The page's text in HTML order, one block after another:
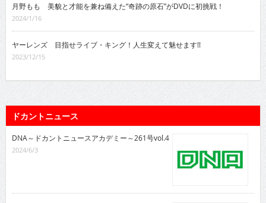
月野もも 美貌と才能を兼ね備えた“奇跡の原石”がDVDに初挑戦！
2024/1/16
ヤーレンズ 目指せライブ・キング！人生変えて魅せます!!
2023/12/15
ドカントニュース
DNA～ドカントニュースアカデミー～261号vol.4
2024/6/3